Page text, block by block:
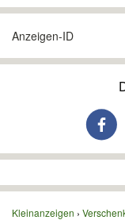
Anzeigen-ID
Kleinanzeigen